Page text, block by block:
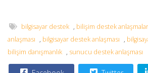
bilgisayar destek , bilişim destek
anlaşması , bilgisayar destek anlaşması ,
bilişim danışmanlık , sunucu destek anlaşması